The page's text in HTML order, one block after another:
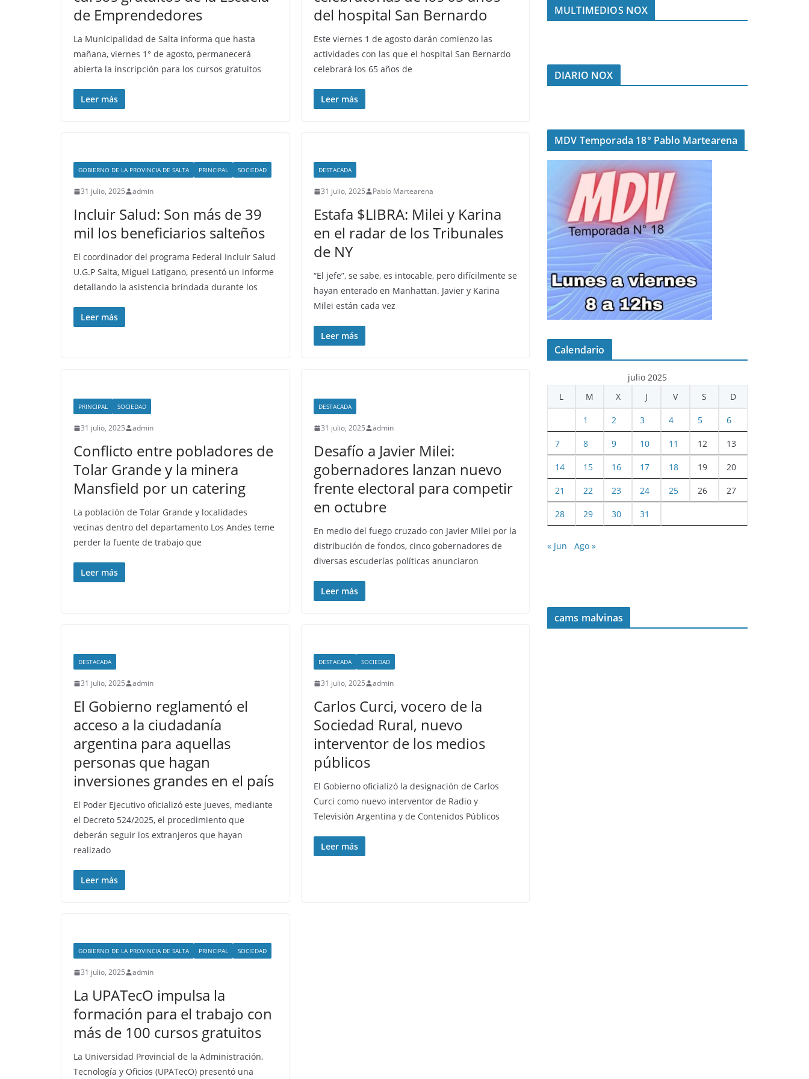
de Emprendedores
La Municipalidad de Salta informa que hasta
mañana, viernes 1° de agosto, permanecerá
abierta la inscripción para los cursos gratuitos
Leer más
del hospital San Bernardo
Este viernes 1 de agosto darán comienzo las
actividades con las que el hospital San Bernardo
celebrará los 65 años de
Leer más
GOBIERNO DE LA PROVINCIA DE SALTA PRINCIPAL SOCIEDAD
31 julio, 2025 admin
Incluir Salud: Son más de 39
mil los beneficiarios salteños
El coordinador del programa Federal Incluir Salud
U.G.P Salta, Miguel Latigano, presentó un informe
detallando la asistencia brindada durante los
Leer más
DESTACADA
31 julio, 2025 Pablo Martearena
Estafa $LIBRA: Milei y Karina
en el radar de los Tribunales
de NY
“El jefe”, se sabe, es intocable, pero difícilmente se
hayan enterado en Manhattan. Javier y Karina
Milei están cada vez
Leer más
PRINCIPAL SOCIEDAD
31 julio, 2025 admin
Conflicto entre pobladores de
Tolar Grande y la minera
Mansfield por un catering
La población de Tolar Grande y localidades
vecinas dentro del departamento Los Andes teme
perder la fuente de trabajo que
Leer más
DESTACADA
31 julio, 2025 admin
Desafío a Javier Milei:
gobernadores lanzan nuevo
frente electoral para competir
en octubre
En medio del fuego cruzado con Javier Milei por la
distribución de fondos, cinco gobernadores de
diversas escuderías políticas anunciaron
Leer más
DESTACADA
31 julio, 2025 admin
El Gobierno reglamentó el
acceso a la ciudadanía
argentina para aquellas
personas que hagan
inversiones grandes en el país
El Poder Ejecutivo oficializó este jueves, mediante
el Decreto 524/2025, el procedimiento que
deberán seguir los extranjeros que hayan
realizado
Leer más
DESTACADA SOCIEDAD
31 julio, 2025 admin
Carlos Curci, vocero de la
Sociedad Rural, nuevo
interventor de los medios
públicos
El Gobierno oficializó la designación de Carlos
Curci como nuevo interventor de Radio y
Televisión Argentina y de Contenidos Públicos
Leer más
GOBIERNO DE LA PROVINCIA DE SALTA PRINCIPAL SOCIEDAD
31 julio, 2025 admin
La UPATecO impulsa la
formación para el trabajo con
más de 100 cursos gratuitos
La Universidad Provincial de la Administración,
Tecnología y Oficios (UPATecO) presentó una
MULTIMEDIOS NOX
DIARIO NOX
MDV Temporada 18° Pablo Martearena
Calendario
julio 2025
L
M X J V S D
1 2 3 4 5 6
7 8 9 10 11 12 13
14 15 16 17 18 19 20
21 22 23 24 25 26 27
28 29 30 31
« Jun Ago »
cams malvinas